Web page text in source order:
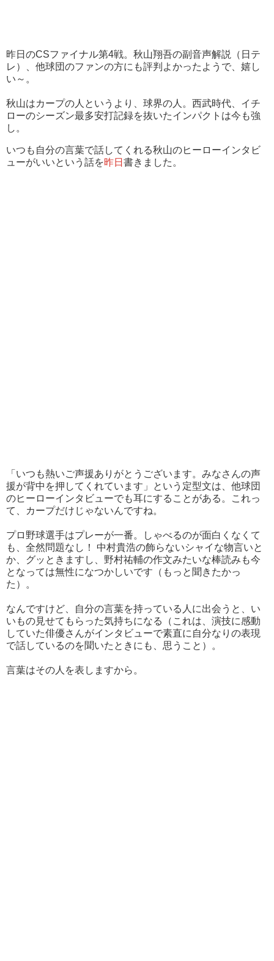
昨日のCSファイナル第4戦。秋山翔吾の副音声解説（日テ
レ）、他球団のファンの方にも評判よかったようで、嬉し
い～。
秋山はカープの人というより、球界の人。西武時代、イチ
ローのシーズン最多安打記録を抜いたインパクトは今も強
し。
いつも自分の言葉で話してくれる秋山のヒーローインタビ
ューがいいという話を昨日 書きました。
「いつも熱いご声援ありがとうございます。みなさんの声
援が背中を押してくれています」という定型文は、他球団
のヒーローインタビューでも耳にすることがある。これっ
て、カープだけじゃないんですね。
プロ野球選手はプレーが一番。しゃべるのが面白くなくて
も、全然問題なし！ 中村貴浩の飾らないシャイな物言いと
か、グッときますし、野村祐輔の作文みたいな棒読みも今
となっては無性になつかしいです（もっと聞きたかっ
た）。
なんですけど、自分の言葉を持っている人に出会うと、い
いもの見せてもらった気持ちになる（これは、演技に感動
していた俳優さんがインタビューで素直に 自分なりの表現
で話しているのを聞いたときにも、思うこと）。
言葉はその人を表しますから。